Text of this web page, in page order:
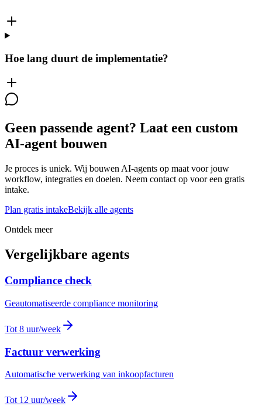
Hoe lang duurt de implementatie?
Geen passende agent? Laat een custom
AI-agent bouwen
Je proces is uniek. Wij bouwen AI-agents op maat voor jouw
workflow, integraties en doelen. Neem contact op voor een gratis
intake.
Plan gratis intakeBekijk alle agents
Ontdek meer
Vergelijkbare agents
Compliance check
Geautomatiseerde compliance monitoring
Tot 8 uur/week
Factuur verwerking
Automatische verwerking van inkoopfacturen
Tot 12 uur/week